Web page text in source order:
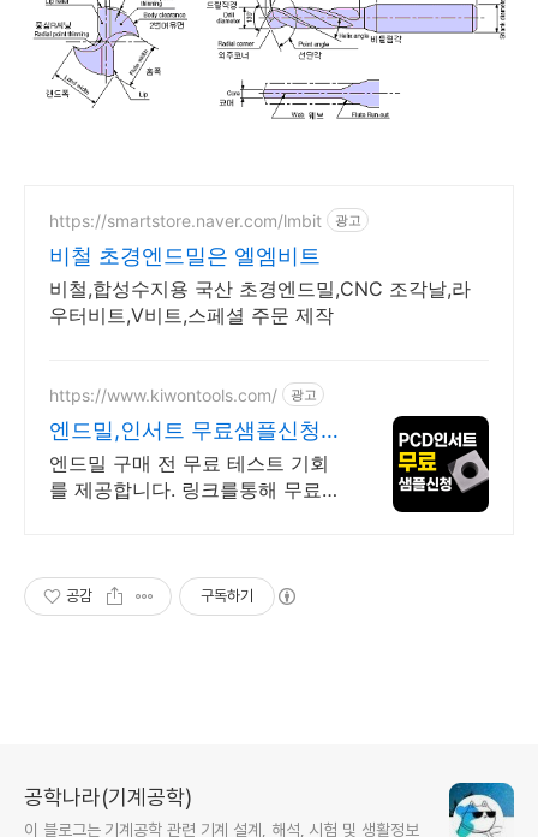
https://smartstore.naver.com/lmbit 광고
비철 초경엔드밀은 엘엠비트
비철,합성수지용 국산 초경엔드밀,CNC 조각날,라
우터비트,V비트,스페셜 주문 제작
https://www.kiwontools.com/ 광고
엔드밀,인서트 무료샘플신청
엔드밀 PCD인서트 무료샘플
엔드밀 구매 전 무료 테스트 기회
를 제공합니다. 링크를통해 무료샘
공감 구독하기
공학나라(기계공학)
이 블로그는 기계공학 관련 기계 설계, 해석, 시험 및 생활정보